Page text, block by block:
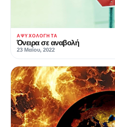
ΑΨΥΧΟΛΌΓΗΤΑ
Όνειρα σε αναβολή
23 Μαΐου, 2022